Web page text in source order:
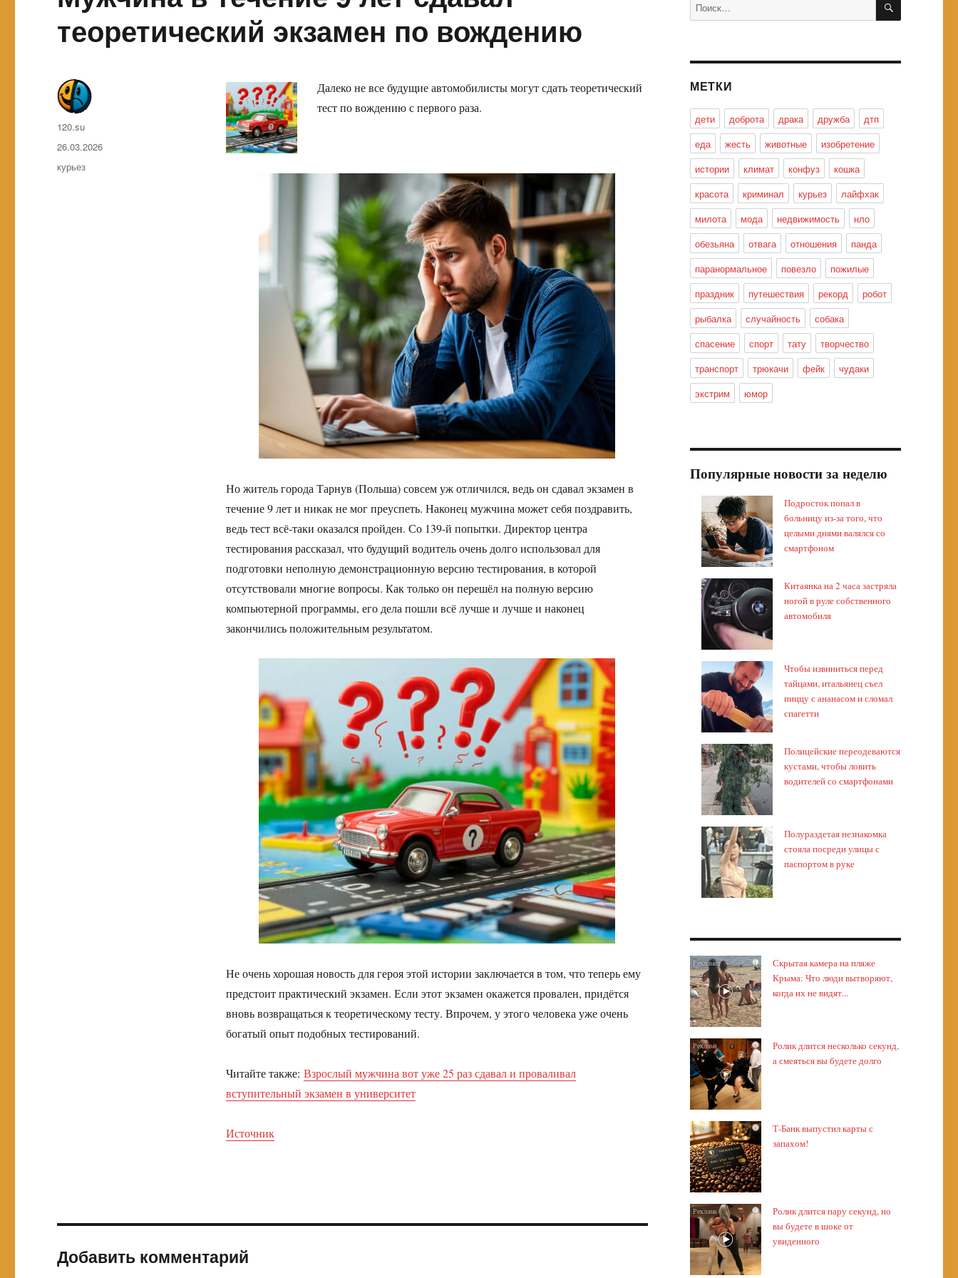
теоретический экзамен по вождению
Далеко не все будущие автомобилисты могут сдать теоретический
тест по вождению с первого раза.
Но житель города Тарнув (Польша) совсем уж отличился, ведь он сдавал экзамен в
течение 9 лет и никак не мог преуспеть. Наконец мужчина может себя поздравить,
ведь тест всё-таки оказался пройден. Со 139-й попытки. Директор центра
тестирования рассказал, что будущий водитель очень долго использовал для
подготовки неполную демонстрационную версию тестирования, в которой
отсутствовали многие вопросы. Как только он перешёл на полную версию
компьютерной программы, его дела пошли всё лучше и лучше и наконец
закончились положительным результатом.
Не очень хорошая новость для героя этой истории заключается в том, что теперь ему
предстоит практический экзамен. Если этот экзамен окажется провален, придётся
вновь возвращаться к теоретическому тесту. Впрочем, у этого человека уже очень
богатый опыт подобных тестирований.
Читайте также: Взрослый мужчина вот уже 25 раз сдавал и проваливал
вступительный экзамен в университет
Источник
Автор
120.su
Опубликовано
26.03.2026
Метки
курьез
Добавить комментарий
МЕТКИ
дети доброта драка дружба
дтп
еда
жесть животные
изобретение
истории
климат конфуз
кошка
красота
криминал курьез
лайфхак
милота
мода недвижимость
нло
обезьяна
отвага отношения
панда
паранормальное
повезло
пожилые
праздник
путешествия рекорд
робот
рыбалка
случайность
собака
спасение
спорт тату
творчество
транспорт
трюкачи фейк
чудаки
экстрим
юмор
Популярные новости за неделю
Подросток попал в
больницу из-за того, что
целыми днями валялся со
смартфоном
Китаянка на 2 часа застряла
ногой в руле собственного
автомобиля
Чтобы извиниться перед
тайцами, итальянец съел
пиццу с ананасом и сломал
спагетти
Полицейские переодеваются
кустами, чтобы ловить
водителей со смартфонами
Полураздетая незнакомка
стояла посреди улицы с
паспортом в руке
i
Скрытая камера на пляже
Крыма: Что люди вытворяют,
когда их не видят...
i
Ролик длится несколько секунд,
а смеяться вы будете долго
i
Т-Банк выпустил карты с
запахом!
i
Ролик длится пару секунд, но
вы будете в шоке от
увиденного